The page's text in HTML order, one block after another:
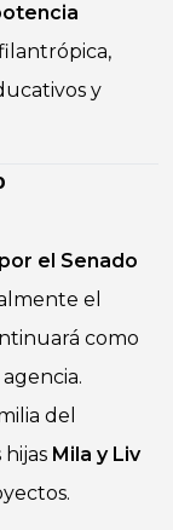
y
el Senado
el
como
del
hijas Mila y Liv